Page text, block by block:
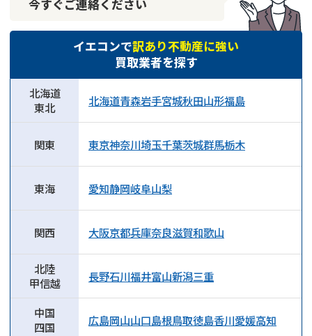
今すぐご連絡ください
イエコンで訳あり不動産に強い
買取業者を探す
北海道
東北
北海道青森岩手宮城秋田山形福島
関東 東京神奈川埼玉千葉茨城群馬栃木
東海 愛知静岡岐阜山梨
関西 大阪京都兵庫奈良滋賀和歌山
北陸
甲信越
長野石川福井富山新潟三重
中国
四国
広島岡山山口島根鳥取徳島香川愛媛高知